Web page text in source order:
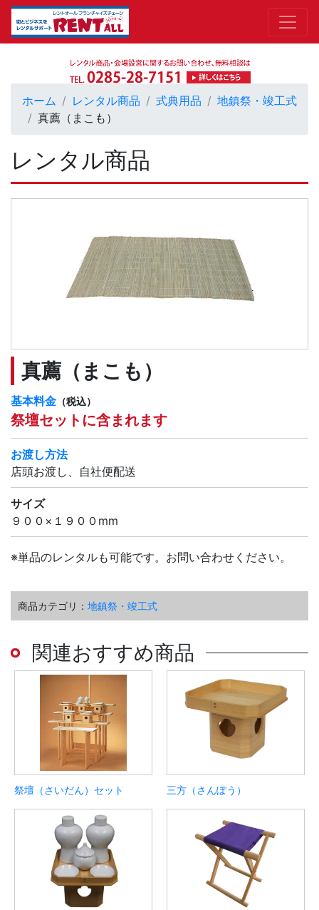
ホーム レンタル商品 式典用品
地鎮祭・竣工式
真薦（まこも）
レンタル商品
真薦（まこも）
基本料金 （税込）
祭壇セットに含まれます
お渡し方法
店頭お渡し、自社便配送
サイズ
９００×１９００mm
※単品のレンタルも可能です。お問い合わせください。
商品カテゴリ： 地鎮祭・竣工式
関連おすすめ商品
祭壇（さいだん）セット 三方（さんぽう）